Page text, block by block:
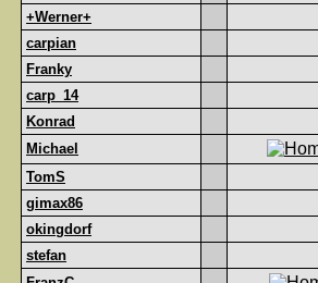
+Werner+
carpian
Franky
carp_14
Konrad
Michael
TomS
gimax86
okingdorf
stefan